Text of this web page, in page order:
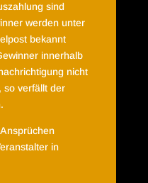
sind
werden unter
bekannt
innerhalb
nicht
so verfällt der
in